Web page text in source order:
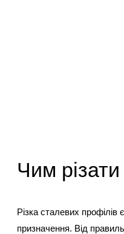
Чим
Різка сталевих
призначення. Від